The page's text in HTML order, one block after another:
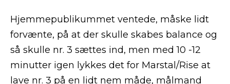
Hjemmepublikummet ventede, måske lidt
forvænte, på at der skulle skabes balance og
så skulle nr. 3 sættes ind, men med 10 -12
minutter igen lykkes det for Marstal/Rise at
lave nr. 3 på en lidt nem måde, målmand